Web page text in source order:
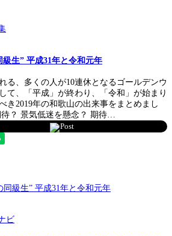
級生” 平成31年と令和元年
る、多くの人が10連休となるゴールデンウ
て、「平成」が終わり、「令和」が始まり
き2019年の和歌山の出来事をまとめまし
？ 景気低迷を懸念？ 期待…
Post
ビ